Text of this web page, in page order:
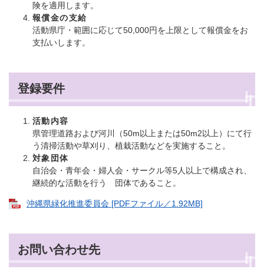
険を適用します。
報償金の支給
活動県庁・範囲に応じて50,000円を上限として報償金をお
支払いします。
登録要件
活動内容
県管理道路および河川（50m以上または50m2以上）にて行
う清掃活動や草刈り、植栽活動などを実施すること。
対象団体
自治会・青年会・婦人会・サークル等5人以上で構成され、
継続的な活動を行う 団体であること。
沖縄県緑化推進委員会 [PDFファイル／1.92MB]
お問い合わせ先